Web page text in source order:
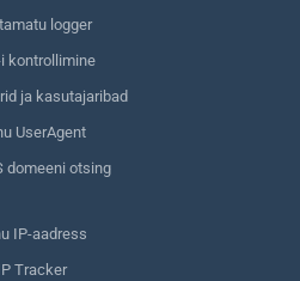
logger
i kontrollimine
ja kasutajaribad
UserAgent
domeeni otsing
IP-aadress
Tracker